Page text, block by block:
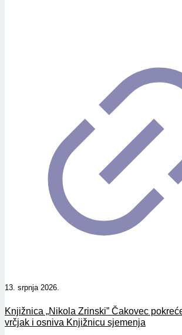
13. srpnja 2026.
Knjižnica „Nikola Zrinski” Čakovec
vrčjak i osniva Knjižnicu sjemenja